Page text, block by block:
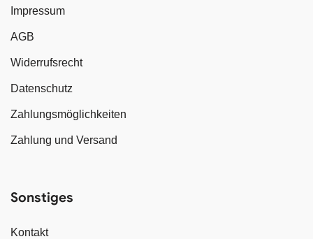
Impressum
AGB
Widerrufsrecht
Datenschutz
Zahlungsmöglichkeiten
Zahlung und Versand
Sonstiges
Kontakt